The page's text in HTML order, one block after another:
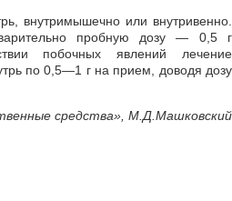
внутримышечно или внутривенно.
пробную дозу — 0,5 г
побочных явлений лечение
по 0,5—1 г на прием, доводя дозу
средства», М.Д.Машковский